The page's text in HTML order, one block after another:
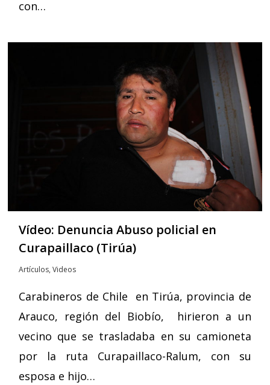
con…
Vídeo: Denuncia Abuso policial en
Curapaillaco (Tirúa)
Artículos,Videos
Carabineros de Chile en Tirúa, provincia de
Arauco, región del Biobío, hirieron a un
vecino que se trasladaba en su camioneta
por la ruta Curapaillaco-Ralum, con su
esposa e hijo…